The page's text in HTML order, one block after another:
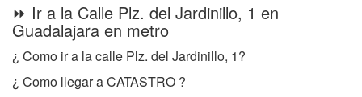
⏩ Ir a la Calle Plz. del Jardinillo, 1 en
Guadalajara en metro
¿ Como ir a la calle Plz. del Jardinillo, 1?
¿ Como llegar a CATASTRO ?